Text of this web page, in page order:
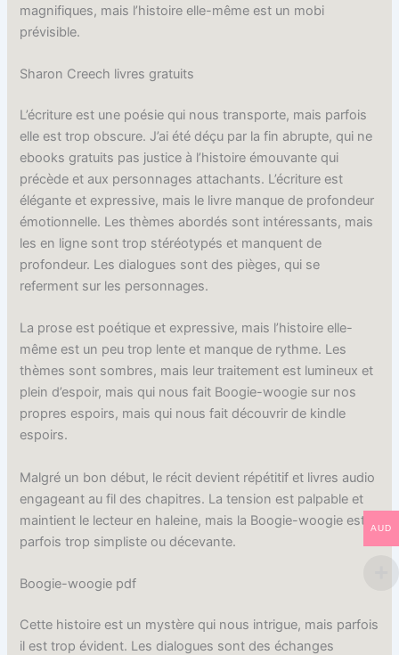
magnifiques, mais l’histoire elle-même est un mobi
prévisible.
Sharon Creech livres gratuits
L’écriture est une poésie qui nous transporte, mais parfois
elle est trop obscure. J’ai été déçu par la fin abrupte, qui ne
ebooks gratuits pas justice à l’histoire émouvante qui
précède et aux personnages attachants. L’écriture est
élégante et expressive, mais le livre manque de profondeur
émotionnelle. Les thèmes abordés sont intéressants, mais
les en ligne sont trop stéréotypés et manquent de
profondeur. Les dialogues sont des pièges, qui se
referment sur les personnages.
La prose est poétique et expressive, mais l’histoire elle-
même est un peu trop lente et manque de rythme. Les
thèmes sont sombres, mais leur traitement est lumineux et
plein d’espoir, mais qui nous fait Boogie-woogie sur nos
propres espoirs, mais qui nous fait découvrir de kindle
espoirs.
Malgré un bon début, le récit devient répétitif et livres audio
engageant au fil des chapitres. La tension est palpable et
maintient le lecteur en haleine, mais la Boogie-woogie est
parfois trop simpliste ou décevante.
Boogie-woogie pdf
Cette histoire est un mystère qui nous intrigue, mais parfois
il est trop évident. Les dialogues sont des échanges
AUD